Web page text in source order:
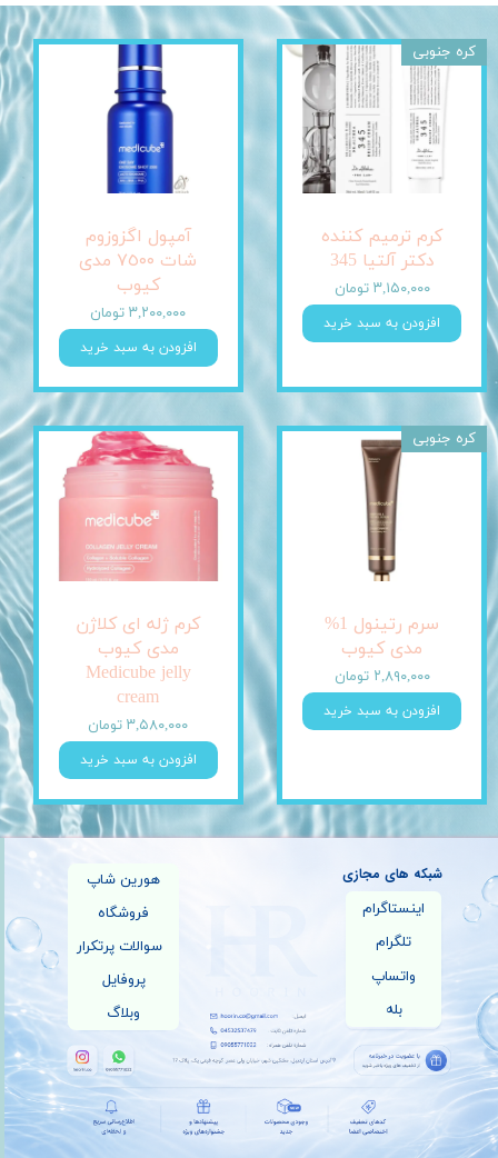
کرم ترمیم کننده
دکتر آلتیا 345
۳,۱۵۰,۰۰۰ تومان
افزودن به سبد خرید
کره جنوبی
آمپول اگزوزوم
شات ٧٥٠٠ مدی
کیوب
۳,۲۰۰,۰۰۰ تومان
افزودن به سبد خرید
سرم رتینول 1%
مدی کیوب
۲,۸۹۰,۰۰۰ تومان
افزودن به سبد خرید
کره جنوبی
کرم ژله ای کلاژن
مدی کیوب
Medicube jelly
cream
۳,۵۸۰,۰۰۰ تومان
افزودن به سبد خرید
هورین شاپ
فروشگاه
سوالات پرتکرار
پروفایل
وبلاگ
اینستاگرام
تلگرام
واتساپ
بله
شبکه های مجازی